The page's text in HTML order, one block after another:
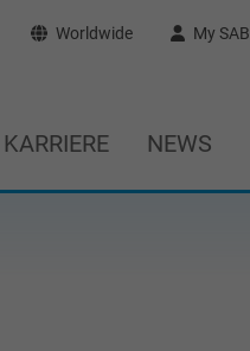
Worldwide My SAB
KARRIERE NEWS